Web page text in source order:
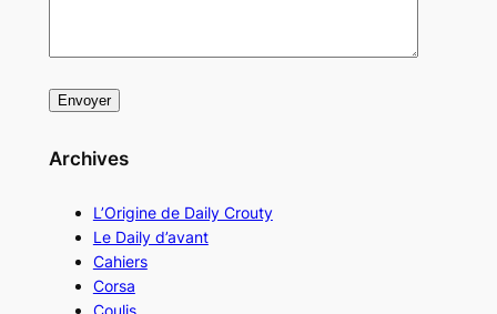
Archives
L’Origine de Daily Crouty
Le Daily d’avant
Cahiers
Corsa
Coulis